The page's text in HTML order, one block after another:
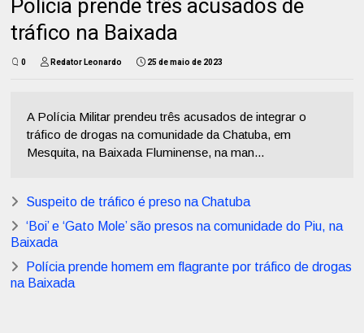
Polícia prende três acusados de
tráfico na Baixada
0 Redator Leonardo 25 de maio de 2023
A Polícia Militar prendeu três acusados de integrar o
tráfico de drogas na comunidade da Chatuba, em
Mesquita, na Baixada Fluminense, na man...
Suspeito de tráfico é preso na Chatuba
‘Boi’ e ‘Gato Mole’ são presos na comunidade do Piu, na
Baixada
Polícia prende homem em flagrante por tráfico de drogas
na Baixada